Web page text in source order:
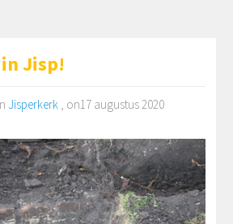
Jisp!
Jisperkerk, on17 augustus 2020